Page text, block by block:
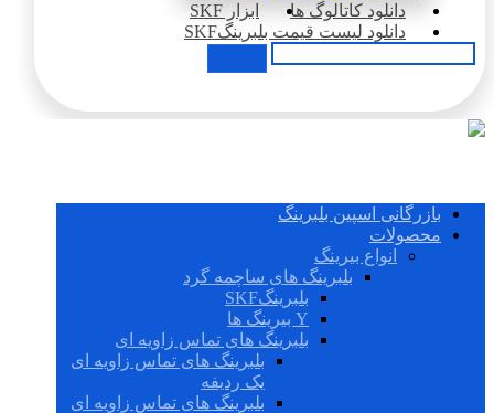
دانلود کاتالوگ ها
ابزار SKF
دانلود لیست قیمت بلبرینگSKF
بازرگانی اسپین بلبرینگ
محصولات
انواع بیرینگ
بلبرینگ های ساچمه گرد
بلبرینگSKF
Y بیرینگ ها
بلبرینگ های تماس زاویه ای
بلبرینگ های تماس زاویه ای
یک ردیفه
بلبرینگ های تماس زاویه ای